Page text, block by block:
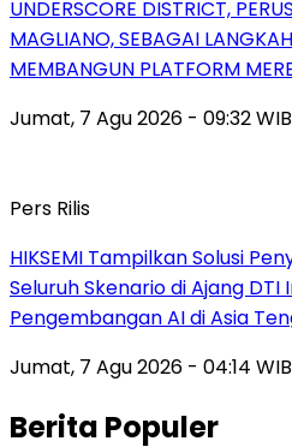
UNDERSCORE DISTRICT,
MAGLIANO, SEBAGAI
MEMBANGUN PLATFORM
Jumat, 7 Agu 2026 - 09:32 WIB
Pers Rilis
HIKSEMI Tampilkan Solusi
Seluruh Skenario di Ajang DTI
Pengembangan AI di Asia
Jumat, 7 Agu 2026 - 04:14 WIB
Berita Populer